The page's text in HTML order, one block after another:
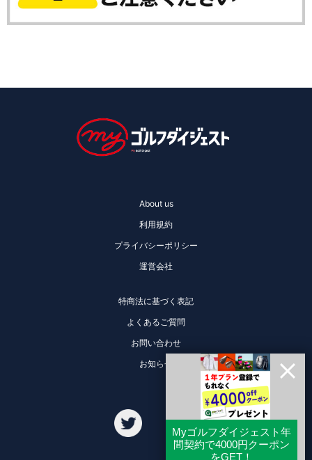
About us
利用規約
プライバシーポリシー
運営会社
特商法に基づく表記
よくあるご質問
お問い合わせ
お知らせ